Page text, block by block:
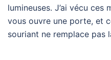
lumineuses. J’ai vécu
vous ouvre une porte, et
souriant ne remplace pas